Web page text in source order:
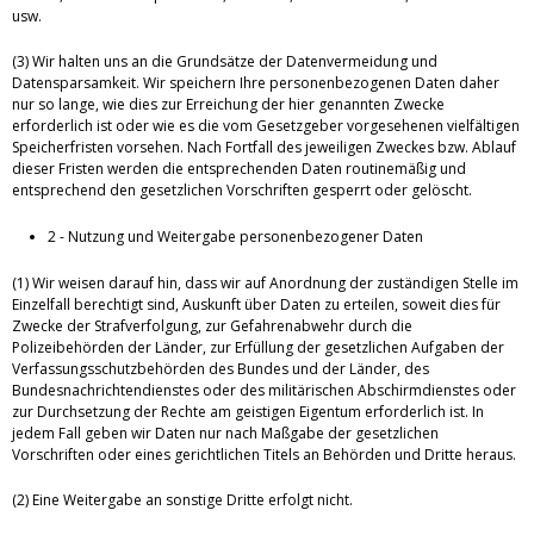
usw.
(3) Wir halten uns an die Grundsätze der Datenvermeidung und
Datensparsamkeit. Wir speichern Ihre personenbezogenen Daten daher
nur so lange, wie dies zur Erreichung der hier genannten Zwecke
erforderlich ist oder wie es die vom Gesetzgeber vorgesehenen vielfältigen
Speicherfristen vorsehen. Nach Fortfall des jeweiligen Zweckes bzw. Ablauf
dieser Fristen werden die entsprechenden Daten routinemäßig und
entsprechend den gesetzlichen Vorschriften gesperrt oder gelöscht.
2 - Nutzung und Weitergabe personenbezogener Daten
(1) Wir weisen darauf hin, dass wir auf Anordnung der zuständigen Stelle im
Einzelfall berechtigt sind, Auskunft über Daten zu erteilen, soweit dies für
Zwecke der Strafverfolgung, zur Gefahrenabwehr durch die
Polizeibehörden der Länder, zur Erfüllung der gesetzlichen Aufgaben der
Verfassungsschutzbehörden des Bundes und der Länder, des
Bundesnachrichtendienstes oder des militärischen Abschirmdienstes oder
zur Durchsetzung der Rechte am geistigen Eigentum erforderlich ist. In
jedem Fall geben wir Daten nur nach Maßgabe der gesetzlichen
Vorschriften oder eines gerichtlichen Titels an Behörden und Dritte heraus.
(2) Eine Weitergabe an sonstige Dritte erfolgt nicht.